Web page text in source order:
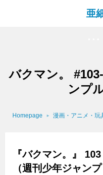
亜
バクマン。
ンプ
Homepage 漫画・アニメ・玩
『バクマン。』
（週刊少年ジャン